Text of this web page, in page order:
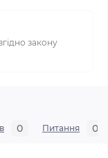
закону
0 Питання 0